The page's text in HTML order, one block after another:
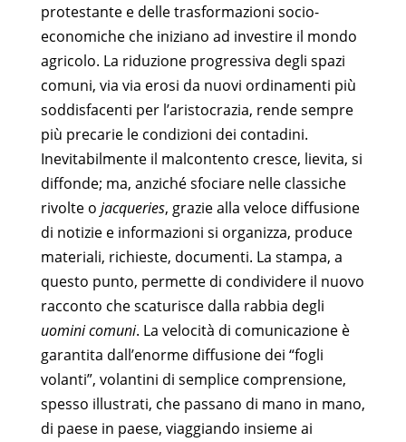
protestante e delle trasformazioni socio-
economiche che iniziano ad investire il mondo
agricolo. La riduzione progressiva degli spazi
comuni, via via erosi da nuovi ordinamenti più
soddisfacenti per l’aristocrazia, rende sempre
più precarie le condizioni dei contadini.
Inevitabilmente il malcontento cresce, lievita, si
diffonde; ma, anziché sfociare nelle classiche
rivolte o jacqueries, grazie alla veloce diffusione
di notizie e informazioni si organizza, produce
materiali, richieste, documenti. La stampa, a
questo punto, permette di condividere il nuovo
racconto che scaturisce dalla rabbia degli
uomini comuni. La velocità di comunicazione è
garantita dall’enorme diffusione dei “fogli
volanti”, volantini di semplice comprensione,
spesso illustrati, che passano di mano in mano,
di paese in paese, viaggiando insieme ai